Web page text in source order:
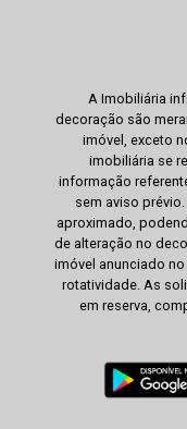
A Imobiliária
decoração são
imóvel, exceto
imobiliária se
informação
sem aviso
aproximado,
de alteração no
imóvel anunciado
rotatividade. As
em reserva,